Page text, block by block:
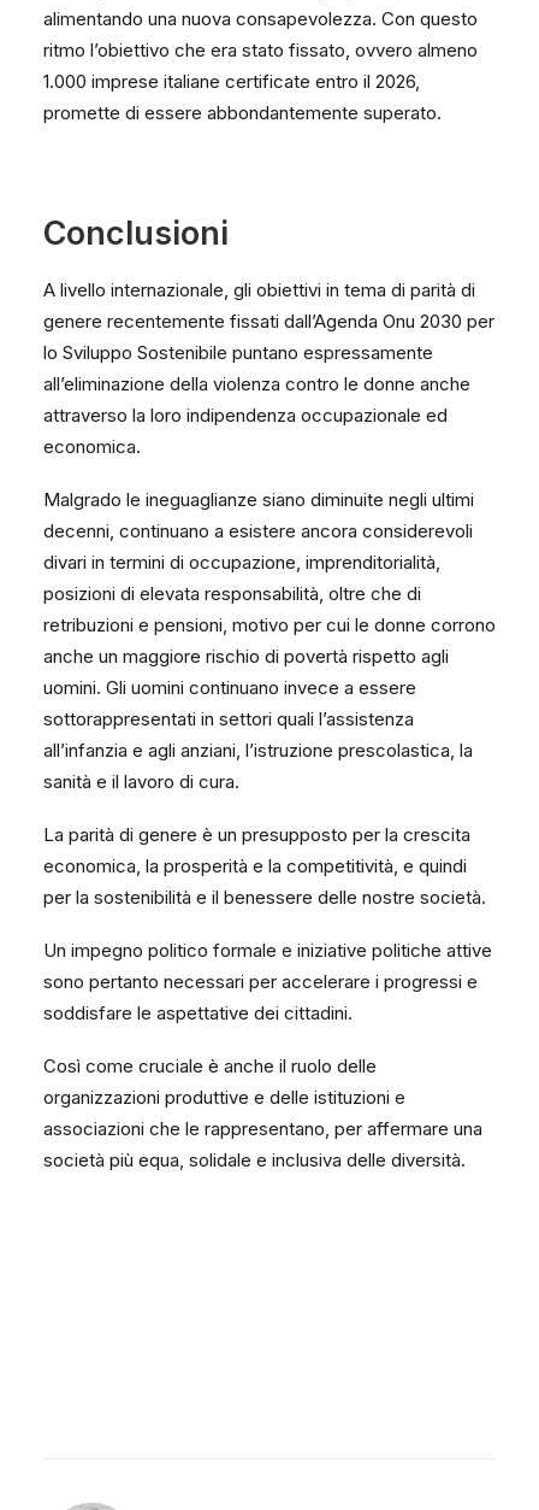
alimentando una nuova consapevolezza. Con questo
ritmo l’obiettivo che era stato fissato, ovvero almeno
1.000 imprese italiane certificate entro il 2026,
promette di essere abbondantemente superato.
Conclusioni
A livello internazionale, gli obiettivi in tema di parità di
genere recentemente fissati dall’Agenda Onu 2030 per
lo Sviluppo Sostenibile puntano espressamente
all’eliminazione della violenza contro le donne anche
attraverso la loro indipendenza occupazionale ed
economica.
Malgrado le ineguaglianze siano diminuite negli ultimi
decenni, continuano a esistere ancora considerevoli
divari in termini di occupazione, imprenditorialità,
posizioni di elevata responsabilità, oltre che di
retribuzioni e pensioni, motivo per cui le donne corrono
anche un maggiore rischio di povertà rispetto agli
uomini. Gli uomini continuano invece a essere
sottorappresentati in settori quali l’assistenza
all’infanzia e agli anziani, l’istruzione prescolastica, la
sanità e il lavoro di cura.
La parità di genere è un presupposto per la crescita
economica, la prosperità e la competitività, e quindi
per la sostenibilità e il benessere delle nostre società.
Un impegno politico formale e iniziative politiche attive
sono pertanto necessari per accelerare i progressi e
soddisfare le aspettative dei cittadini.
Così come cruciale è anche il ruolo delle
organizzazioni produttive e delle istituzioni e
associazioni che le rappresentano, per affermare una
società più equa, solidale e inclusiva delle diversità.